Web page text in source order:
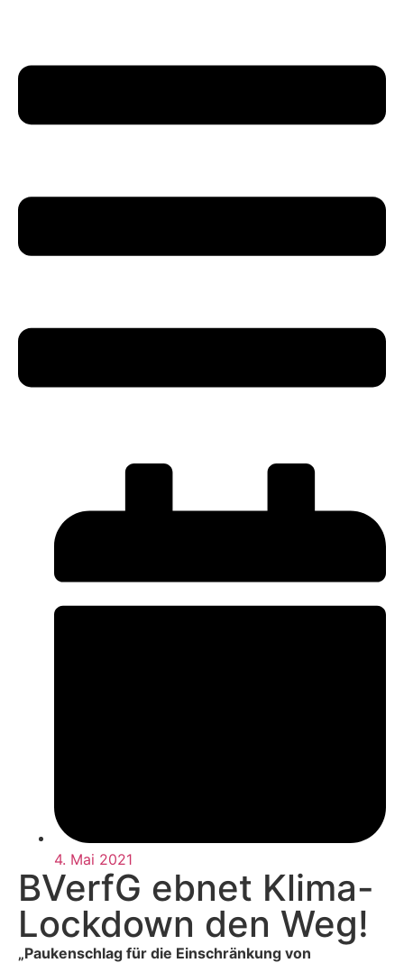
4. Mai 2021
BVerfG ebnet Klima-
Lockdown den Weg!
„Paukenschlag für die Einschränkung von